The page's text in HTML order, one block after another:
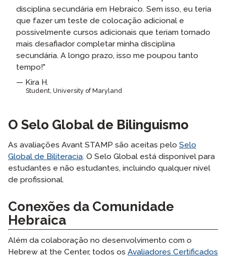
disciplina secundária em Hebraico. Sem isso, eu teria
que fazer um teste de colocação adicional e
possivelmente cursos adicionais que teriam tornado
mais desafiador completar minha disciplina
secundária. A longo prazo, isso me poupou tanto
tempo!"
Kira H.
Student, University of Maryland
O Selo Global de Bilinguismo
As avaliações Avant STAMP são aceitas pelo Selo
Global de Biliteracia. O Selo Global está disponível para
estudantes e não estudantes, incluindo qualquer nível
de profissional.
Conexões da Comunidade
Hebraica
Além da colaboração no desenvolvimento com o
Hebrew at the Center, todos os Avaliadores Certificados